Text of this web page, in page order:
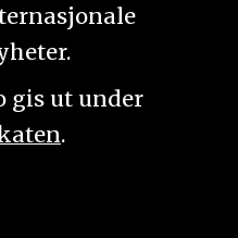
gis ut under
.